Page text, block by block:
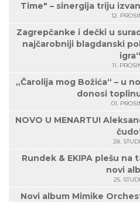
Time" – sinergija triju
12.
Zagrepčanke i dečki u
najčarobniji blagdanski
11.
„Čarolija mog Božića“ – u
donosi
01.
NOVO U MENARTU!
28.
Rundek & EKIPA plešu
novi
25.
Novi album Mimike